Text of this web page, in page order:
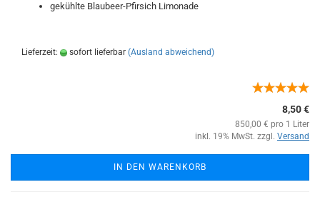
gekühlte Blaubeer-Pfirsich Limonade
Lieferzeit: sofort lieferbar (Ausland abweichend)
8,50 €
850,00 € pro 1 Liter
inkl. 19% MwSt. zzgl. Versand
IN DEN WARENKORB